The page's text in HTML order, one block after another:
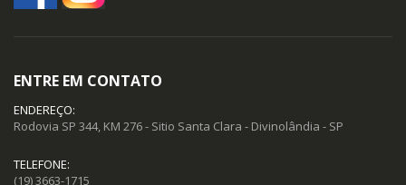
ENTRE EM CONTATO
ENDEREÇO:
Rodovia SP 344, KM 276 - Sitio Santa Clara - Divinolândia - SP
TELEFONE:
(19) 3663-1715